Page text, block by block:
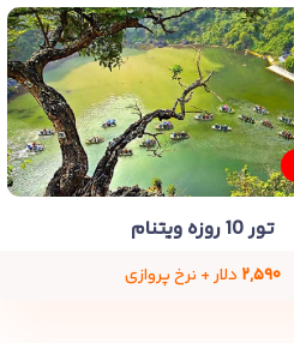
تور 10 روزه ویتنام
۲,۵۹۰ دلار + نرخ پروازی